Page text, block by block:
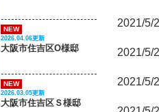
2021/
2021/
2021/5/
NEW
2026.04.06更新
大阪市住吉区O様邸
NEW
2026.03.05更新
大阪市住吉区Ｓ様邸